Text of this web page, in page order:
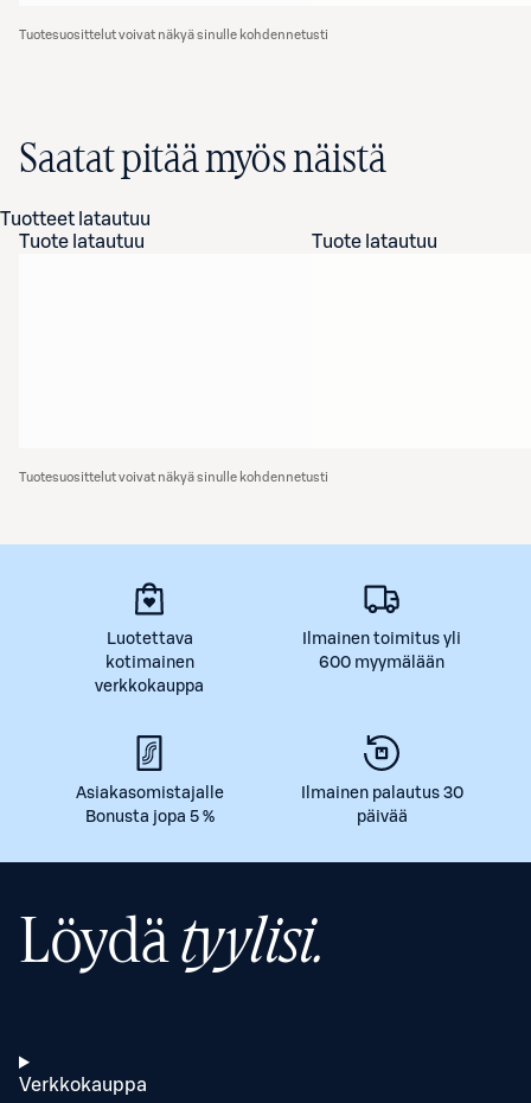
Tuotesuosittelut voivat näkyä sinulle kohdennetusti
Saatat pitää myös näistä
Tuotteet latautuu
Tuote latautuu
Tuote latautuu
Tuotesuosittelut voivat näkyä sinulle kohdennetusti
Luotettava
kotimainen
verkkokauppa
Ilmainen toimitus yli
600 myymälään
Asiakasomistajalle
Bonusta jopa 5 %
Ilmainen palautus 30
päivää
Löydätyylisi.
Verkkokauppa